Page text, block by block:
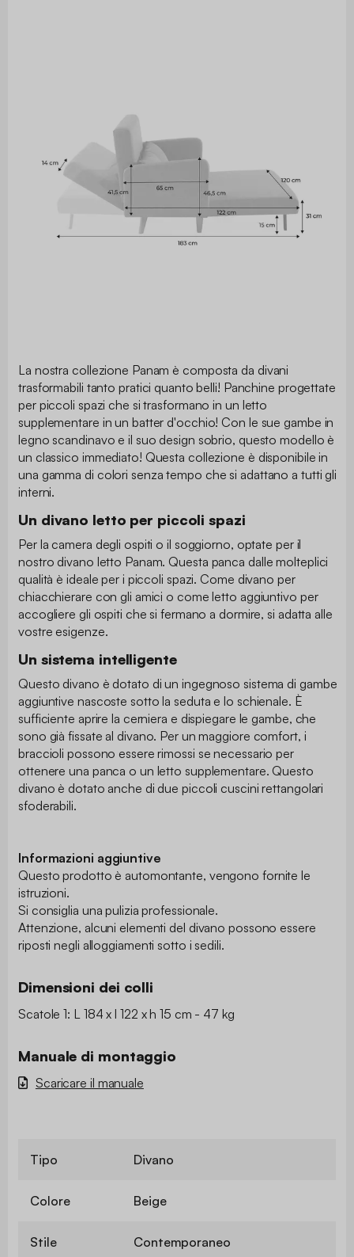
La nostra collezione Panam è composta da divani
trasformabili tanto pratici quanto belli! Panchine progettate
per piccoli spazi che si trasformano in un letto
supplementare in un batter d'occhio! Con le sue gambe in
legno scandinavo e il suo design sobrio, questo modello è
un classico immediato! Questa collezione è disponibile in
una gamma di colori senza tempo che si adattano a tutti gli
interni.
Un divano letto per piccoli spazi
Per la camera degli ospiti o il soggiorno, optate per il
nostro divano letto Panam. Questa panca dalle molteplici
qualità è ideale per i piccoli spazi. Come divano per
chiacchierare con gli amici o come letto aggiuntivo per
accogliere gli ospiti che si fermano a dormire, si adatta alle
vostre esigenze.
Un sistema intelligente
Questo divano è dotato di un ingegnoso sistema di gambe
aggiuntive nascoste sotto la seduta e lo schienale. È
sufficiente aprire la cerniera e dispiegare le gambe, che
sono già fissate al divano. Per un maggiore comfort, i
braccioli possono essere rimossi se necessario per
ottenere una panca o un letto supplementare. Questo
divano è dotato anche di due piccoli cuscini rettangolari
sfoderabili.
Informazioni aggiuntive
Questo prodotto è automontante, vengono fornite le
istruzioni.
Si consiglia una pulizia professionale.
Attenzione, alcuni elementi del divano possono essere
riposti negli alloggiamenti sotto i sedili.
Dimensioni dei colli
Scatole 1: L 184 x l 122 x h 15 cm - 47 kg
Manuale di montaggio
Scaricare il manuale
Tipo Divano
Colore Beige
Stile Contemporaneo